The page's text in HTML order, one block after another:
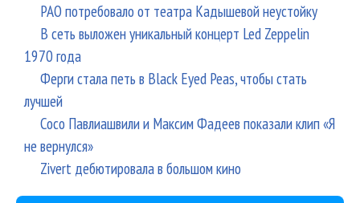
РАО потребовало от театра Кадышевой неустойку
В сеть выложен уникальный концерт Led Zeppelin
1970 года
Ферги стала петь в Black Eyed Peas, чтобы стать
лучшей
Сосо Павлиашвили и Максим Фадеев показали клип «Я
не вернулся»
Zivert дебютировала в большом кино